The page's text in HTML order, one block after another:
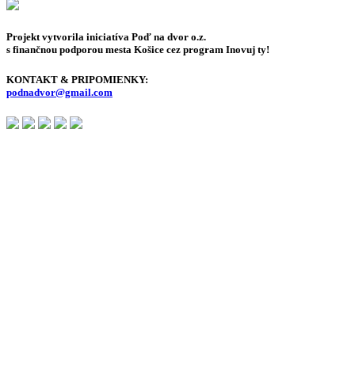
Projekt vytvorila iniciatíva Poď na dvor o.z.
s finančnou podporou mesta Košice cez program Inovuj ty!
KONTAKT & PRIPOMIENKY:
podnadvor@gmail.com